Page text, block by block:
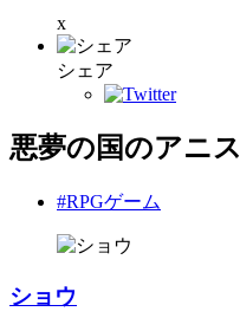
x
シェア
悪夢の国のアニス
#RPGゲーム
ショウ